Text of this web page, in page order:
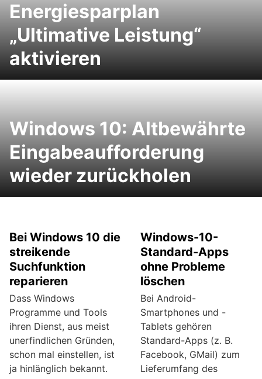
Energiesparplan
„Ultimative Leistung“
aktivieren
Windows 10: Altbewährte
Eingabeaufforderung
wieder zurückholen
Bei Windows 10 die
streikende
Suchfunktion
reparieren
Dass Windows
Programme und Tools
ihren Dienst, aus meist
unerfindlichen Gründen,
schon mal einstellen, ist
ja hinlänglich bekannt.
Windows-10-
Standard-Apps
ohne Probleme
löschen
Bei Android-
Smartphones und -
Tablets gehören
Standard-Apps (z. B.
Facebook, GMail) zum
Lieferumfang des